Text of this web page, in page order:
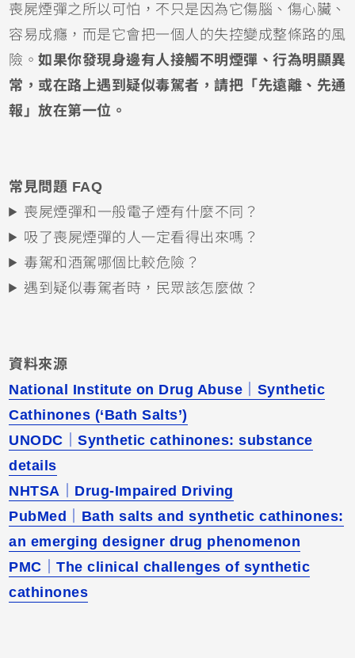
喪屍煙彈之所以可怕，不只是因為它傷腦、傷心臟、
容易成癮，而是它會把一個人的失控變成整條路的風
險。如果你發現身邊有人接觸不明煙彈、行為明顯異
常，或在路上遇到疑似毒駕者，請把「先遠離、先通
報」放在第一位。
常見問題 FAQ
喪屍煙彈和一般電子煙有什麼不同？
吸了喪屍煙彈的人一定看得出來嗎？
毒駕和酒駕哪個比較危險？
遇到疑似毒駕者時，民眾該怎麼做？
資料來源
National Institute on Drug Abuse｜Synthetic
Cathinones (‘Bath Salts’)
UNODC｜Synthetic cathinones: substance
details
NHTSA｜Drug-Impaired Driving
PubMed｜Bath salts and synthetic cathinones:
an emerging designer drug phenomenon
PMC｜The clinical challenges of synthetic
cathinones